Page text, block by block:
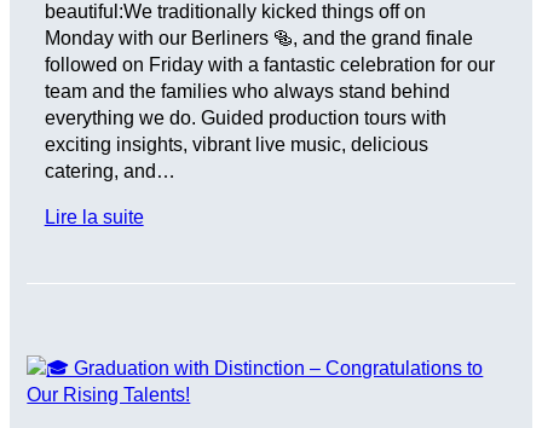
beautiful:We traditionally kicked things off on
Monday with our Berliners 🥯, and the grand finale
followed on Friday with a fantastic celebration for our
team and the families who always stand behind
everything we do. Guided production tours with
exciting insights, vibrant live music, delicious
catering, and…
Lire la suite